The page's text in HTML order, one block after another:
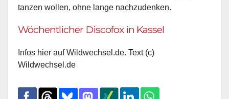
tanzen wollen, ohne lange nachzudenken.
Wöchentlicher Discofox in Kassel
Infos hier auf Wildwechsel.de. Text (c)
Wildwechsel.de